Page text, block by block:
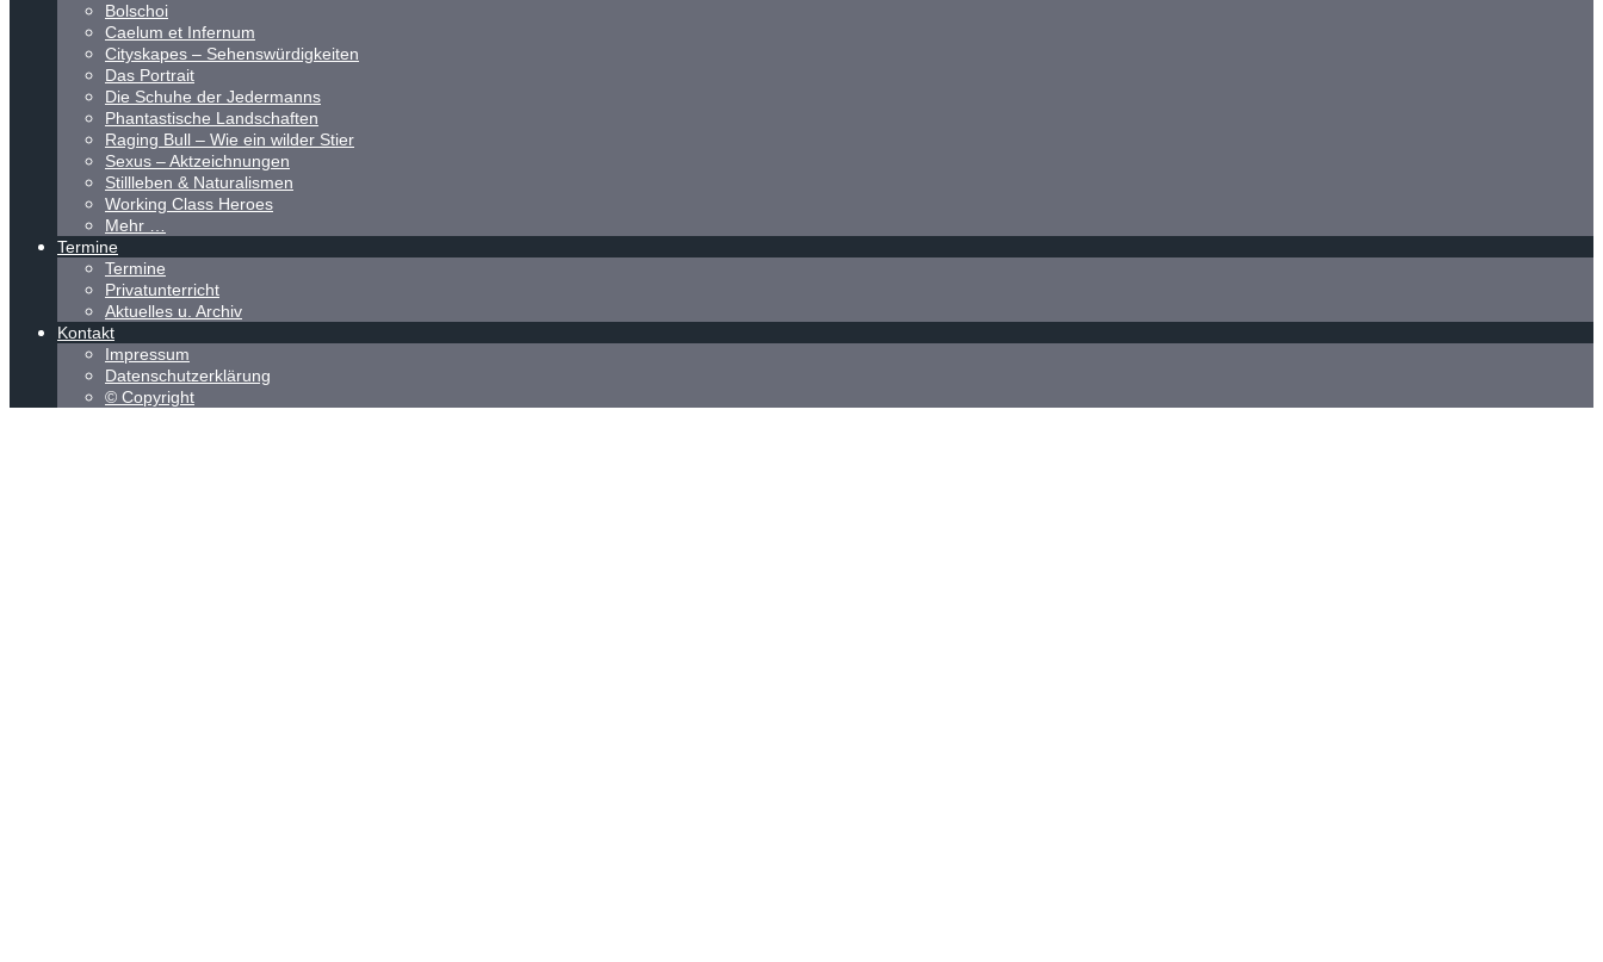
Bolschoi
Caelum et Infernum
Cityskapes – Sehenswürdigkeiten
Das Portrait
Die Schuhe der Jedermanns
Phantastische Landschaften
Raging Bull – Wie ein wilder Stier
Sexus – Aktzeichnungen
Stillleben & Naturalismen
Working Class Heroes
Mehr …
Termine
Termine
Privatunterricht
Aktuelles u. Archiv
Kontakt
Impressum
Datenschutzerklärung
© Copyright